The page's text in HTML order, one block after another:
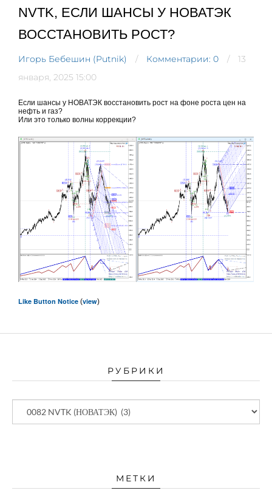
NVTK, ЕСЛИ ШАНСЫ У НОВАТЭК
ВОССТАНОВИТЬ РОСТ?
Игорь Бебешин (Putnik) Комментарии: 0
13
января, 2025 15:00
Если шансы у НОВАТЭК восстановить рост на фоне роста цен на
нефть и газ?
Или это только волны коррекции?
Like Button Notice (view)
РУБРИКИ
МЕТКИ